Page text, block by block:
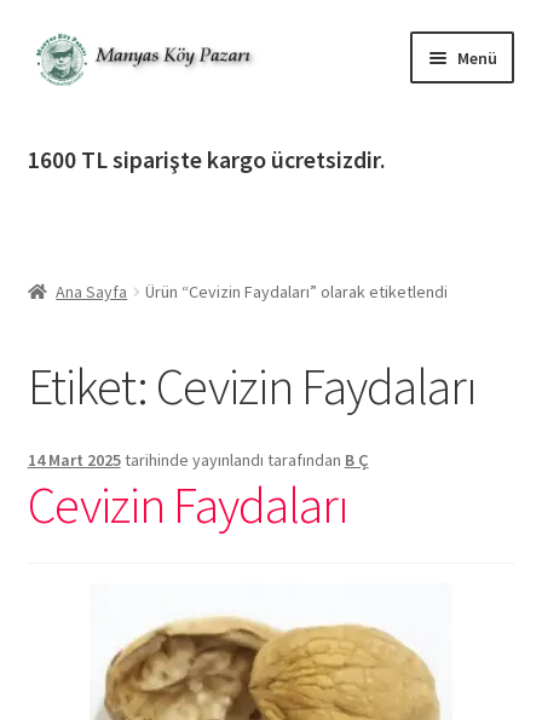
Dolaşıma
geç
İçeriğe
geç
Menü
İletişim
1600 TL siparişte kargo ücretsizdir.
Ana Sayfa Ürün “Cevizin Faydaları” olarak etiketlendi
Etiket: Cevizin Faydaları
14 Mart 2025tarihinde yayınlandı tarafından B Ç
Cevizin Faydaları